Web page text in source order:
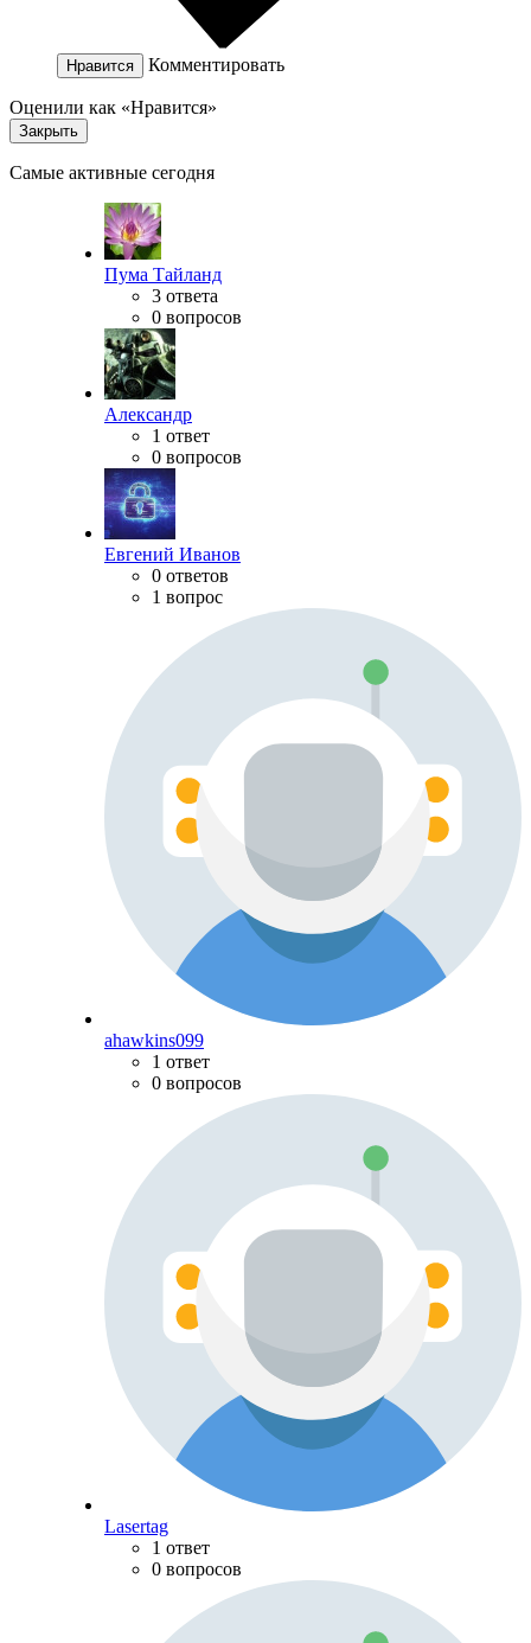
Нравится Комментировать
Оценили как «Нравится»
Закрыть
Самые активные сегодня
Пума Тайланд
3 ответа
0 вопросов
Александр
1 ответ
0 вопросов
Евгений Иванов
0 ответов
1 вопрос
ahawkins099
1 ответ
0 вопросов
Lasertag
1 ответ
0 вопросов